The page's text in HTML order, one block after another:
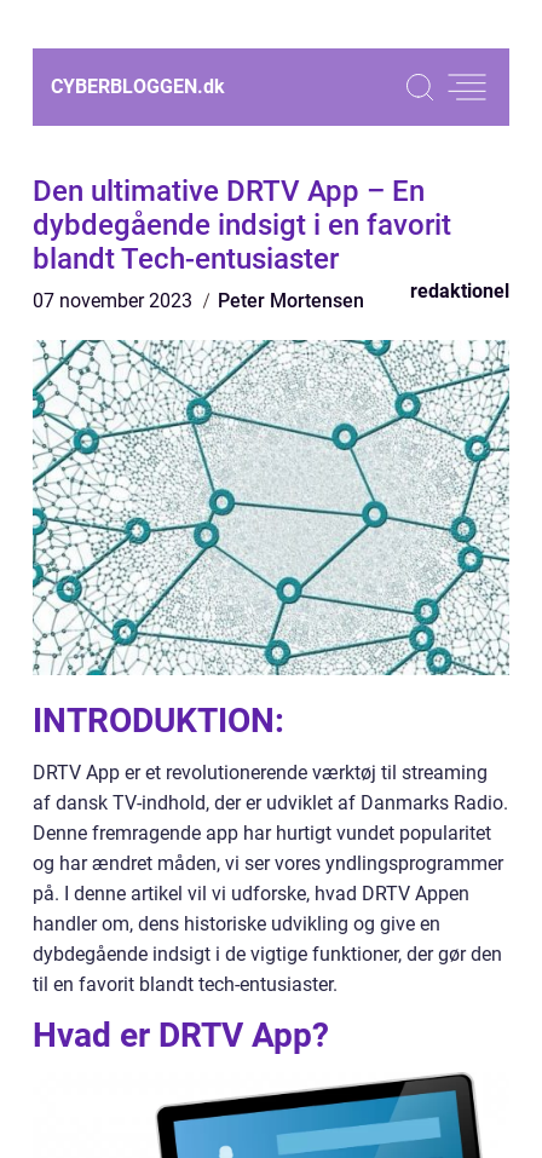
CYBERBLOGGEN.dk
Den ultimative DRTV App – En
dybdegående indsigt i en favorit
blandt Tech-entusiaster
07 november 2023 Peter Mortensen redaktionel
INTRODUKTION:
DRTV App er et revolutionerende værktøj til streaming
af dansk TV-indhold, der er udviklet af Danmarks Radio.
Denne fremragende app har hurtigt vundet popularitet
og har ændret måden, vi ser vores yndlingsprogrammer
på. I denne artikel vil vi udforske, hvad DRTV Appen
handler om, dens historiske udvikling og give en
dybdegående indsigt i de vigtige funktioner, der gør den
til en favorit blandt tech-entusiaster.
Hvad er DRTV App?